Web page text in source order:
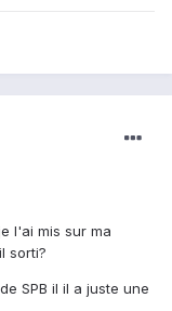
l'ai mis sur ma
sorti?
SPB il il a juste une